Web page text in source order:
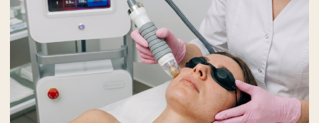
Перейти в каталог
Мы всегда стремимся к новейшим
достижениям в косметологии
Другие услуги